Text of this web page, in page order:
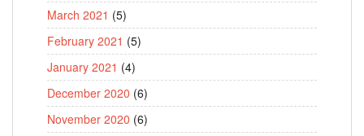
March 2021 (5)
February 2021 (5)
January 2021 (4)
December 2020 (6)
November 2020 (6)